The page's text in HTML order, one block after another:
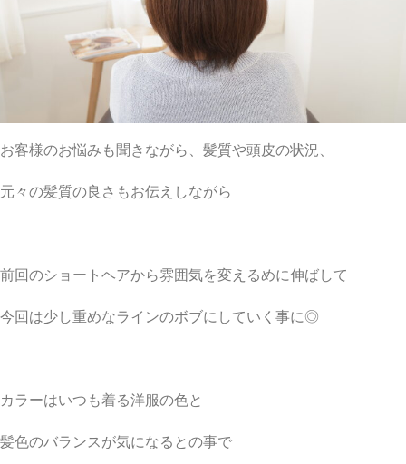
お客様のお悩みも聞きながら、髪質や頭皮の状況、
元々の髪質の良さもお伝えしながら
前回のショートヘアから雰囲気を変えるめに伸ばして
今回は少し重めなラインのボブにしていく事に◎
カラーはいつも着る洋服の色と
髪色のバランスが気になるとの事で